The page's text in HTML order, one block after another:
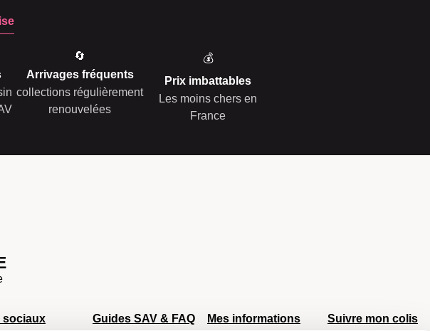
🔄
Arrivages fréquents
collections régulièrement
renouvelées
💰
Prix imbattables
Les moins chers en
France
sociaux Guides SAV & FAQ Mes informations Suivre mon colis